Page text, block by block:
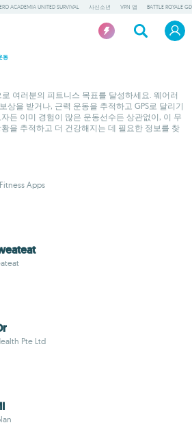
ACADEMIA UNITED SURVIVAL 사신소년 VPN 앱 BATTLE ROYALE GD
동
여러분의 피트니스 목표를 달성하세요. 웨어러
상을 받거나, 근력 운동을 추적하고 GPS로 달리기
든 이미 경험이 많은 운동선수든 상관없이, 이 무
을 추적하고 더 건강해지는 데 필요한 정보를 찾
Apps
Pte Ltd